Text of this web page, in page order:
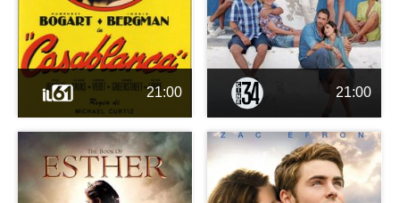
21:00 21:00